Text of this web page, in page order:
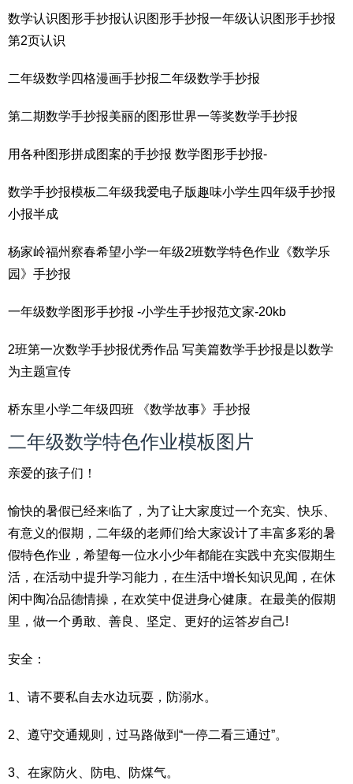
数学认识图形手抄报认识图形手抄报一年级认识图形手抄报
第2页认识
二年级数学四格漫画手抄报二年级数学手抄报
第二期数学手抄报美丽的图形世界一等奖数学手抄报
用各种图形拼成图案的手抄报 数学图形手抄报-
数学手抄报模板二年级我爱电子版趣味小学生四年级手抄报
小报半成
杨家岭福州察春希望小学一年级2班数学特色作业《数学乐
园》手抄报
一年级数学图形手抄报 -小学生手抄报范文家-20kb
2班第一次数学手抄报优秀作品 写美篇数学手抄报是以数学
为主题宣传
桥东里小学二年级四班 《数学故事》手抄报
二年级数学特色作业模板图片
亲爱的孩子们！
愉快的暑假已经来临了，为了让大家度过一个充实、快乐、
有意义的假期，二年级的老师们给大家设计了丰富多彩的暑
假特色作业，希望每一位水小少年都能在实践中充实假期生
活，在活动中提升学习能力，在生活中增长知识见闻，在休
闲中陶冶品德情操，在欢笑中促进身心健康。在最美的假期
里，做一个勇敢、善良、坚定、更好的运答岁自己!
安全：
1、请不要私自去水边玩耍，防溺水。
2、遵守交通规则，过马路做到“一停二看三通过”。
3、在家防火、防电、防煤气。